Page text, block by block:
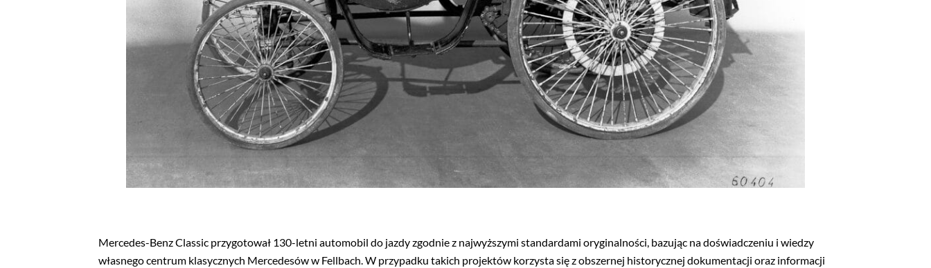
Mercedes-Benz Classic przygotował 130-letni automobil do jazdy zgodnie z najwyższymi standardami oryginalności, bazując na doświadczeniu i wiedzy
własnego centrum klasycznych Mercedesów w Fellbach. W przypadku takich projektów korzysta się z obszernej historycznej dokumentacji oraz informacji